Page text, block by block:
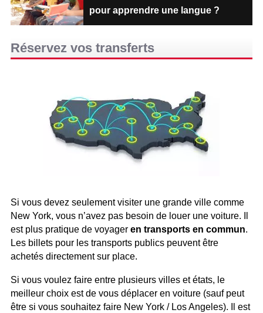
pour apprendre une langue ?
Réservez vos transferts
Si vous devez seulement visiter une grande ville comme
New York, vous n’avez pas besoin de louer une voiture. Il
est plus pratique de voyager en transports en commun.
Les billets pour les transports publics peuvent être
achetés directement sur place.
Si vous voulez faire entre plusieurs villes et états, le
meilleur choix est de vous déplacer en voiture (sauf peut
être si vous souhaitez faire New York / Los Angeles). Il est